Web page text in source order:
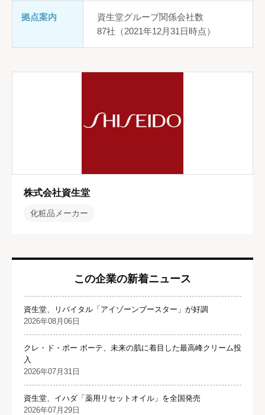
拠点案内
資生堂グループ関係会社数
87社（2021年12月31日時点）
株式会社資生堂
化粧品メーカー
この企業の新着ニュース
資生堂、リバイタル「アイゾーンブースター」が好調
2026年08月06日
クレ・ド・ポー ボーテ、未来の肌に着目した最高峰クリーム投
入
2026年07月31日
資生堂、イハダ「薬用リセットオイル」を全国発売
2026年07月29日